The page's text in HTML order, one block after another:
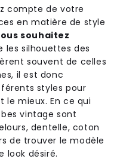
compte de votre
en matière de style
souhaitez
les silhouettes des
souvent de celles
il est donc
styles pour
le mieux. En ce qui
vintage sont
dentelle, coton
de trouver le modèle
look désiré.